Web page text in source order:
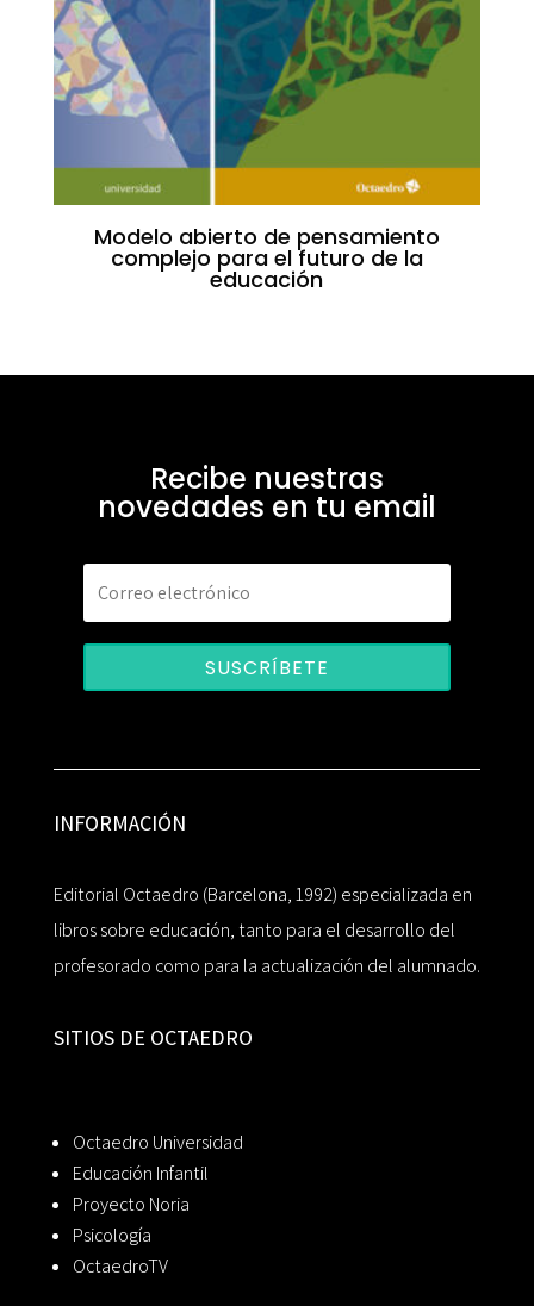
Modelo abierto de pensamiento
complejo para el futuro de la
educación
Recibe nuestras
novedades en tu email
SUSCRÍBETE
INFORMACIÓN
Editorial Octaedro (Barcelona, 1992) especializada en
libros sobre educación, tanto para el desarrollo del
profesorado como para la actualización del alumnado.
SITIOS DE OCTAEDRO
Octaedro Universidad
Educación Infantil
Proyecto Noria
Psicología
OctaedroTV